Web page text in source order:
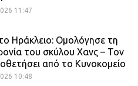
11:47
Ηράκλειο: Ομολόγησε τη
του σκύλου Χανς – Τον
από το Κυνοκομείο
10:48